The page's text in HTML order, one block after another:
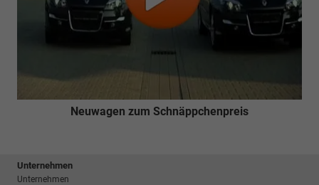
Neuwagen zum Schnäppchenpreis
Unternehmen
Unternehmen